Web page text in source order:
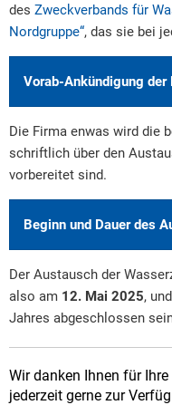
des Zweckverbands für
Nordgruppe“, das sie bei
Vorab-Ankündigung der
Die Firma enwas wird die
schriftlich über den
vorbereitet sind.
Beginn und Dauer des
Der Austausch der
also am 12. Mai 2025,
Jahres abgeschlossen
Wir danken Ihnen für
jederzeit gerne zur